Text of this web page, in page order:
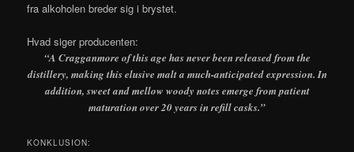
fra alkoholen breder sig i brystet.
Hvad siger producenten:
“A Cragganmore of this age has never been released from the
distillery, making this elusive malt a much-anticipated expression. In
addition, sweet and mellow woody notes emerge from patient
maturation over 20 years in refill casks.”
KONKLUSION: